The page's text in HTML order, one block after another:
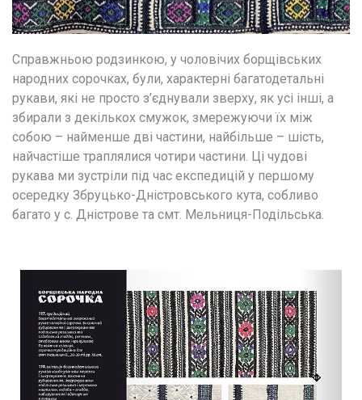
Справжньою родзинкою, у чоловічих борщівських
народних сорочках, були, характерні багатодетальні
рукави, які не просто з’єднували зверху, як усі інші, а
збирали з декількох смужок, змережуючи їх між
собою – найменше дві частини, найбільше – шість,
найчастіше траплялися чотири частини. Ці чудові
рукава ми зустріли під час експедицій у першому
осередку Збруцько-Дністровського кута, собливо
багато у с. Дністрове та смт. Мельниця-Подільська.